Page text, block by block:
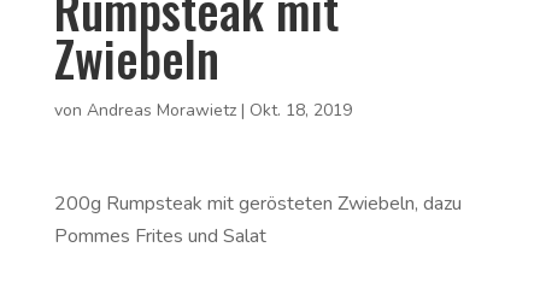
Zwiebeln
von Andreas Morawietz| Okt. 18, 2019
200g Rumpsteak mit gerösteten Zwiebeln, dazu
Pommes Frites und Salat